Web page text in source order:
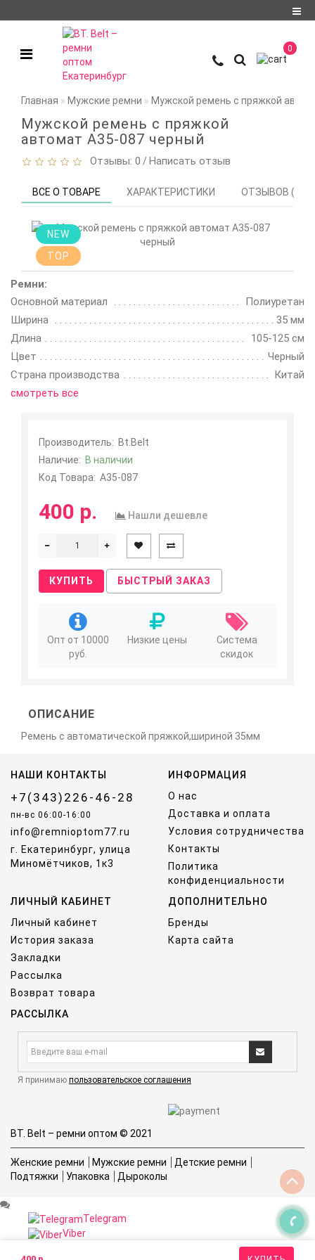
Авторизация
Доставка и оплата
Условия
сотрудничества
Политика
Контакты
товаров 0
0
Главная Мужские ремни Мужской ремень с пряжкой
Мужской ремень с пряжкой
автомат A35-087 черный
Отзывы: 0 /Написать отзыв
ВСЕ О ТОВАРЕ ХАРАКТЕРИСТИКИ ОТЗЫВОВ (0)
NEW
TOP
Ремни:
Основной материал
Полиуретан
Ширина
35 мм
Длина
105-125 см
Цвет
Черный
Страна производства
Китай
смотреть все
Производитель: Bt.Belt
Наличие: В наличии
Код Товара: A35-087
400 р. Нашли дешевле
КУПИТЬ БЫСТРЫЙ ЗАКАЗ
Опт от 10000
руб.
Низкие цены
Система
скидок
ОПИСАНИЕ
Ремень с автоматической пряжкой,шириной 35мм
НАШИ КОНТАКТЫ
+7(343)226-46-28
пн-вс 06:00-16:00
info@remnioptom77.ru
г. Екатеринбург, улица
Миномётчиков, 1к3
ИНФОРМАЦИЯ
О нас
Доставка и оплата
Условия сотрудничества
Контакты
Политика
конфиденциальности
ЛИЧНЫЙ КАБИНЕТ
Личный кабинет
История заказа
Закладки
Рассылка
Возврат товара
ДОПОЛНИТЕЛЬНО
Бренды
Карта сайта
РАССЫЛКА
Я принимаю пользовательское соглашения
BT. Belt – ремни оптом © 2021
Женские ремни Мужские ремни
Детские ремни
Подтяжки
Упаковка Дыроколы
Telegram
Viber